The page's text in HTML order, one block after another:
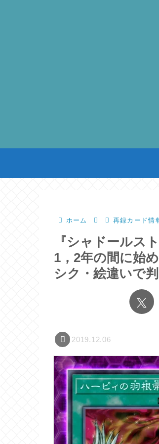
ホーム 再録カード情
『シャドールス
1，2年の間に始
シク・絵違いで判
2019.12.06